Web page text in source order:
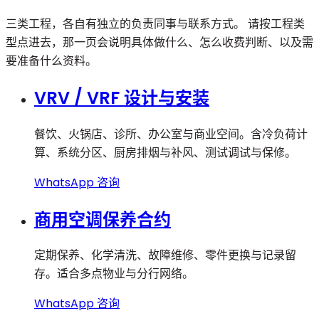
三类工程，各自有独立的负责同事与联系方式。 请按工程类
型点进去，那一页会说明具体做什么、怎么收费判断、以及需
要准备什么资料。
VRV / VRF 设计与安装
餐饮、火锅店、诊所、办公室与商业空间。含冷负荷计
算、系统分区、厨房排烟与补风、测试调试与保修。
WhatsApp 咨询
商用空调保养合约
定期保养、化学清洗、故障维修、零件更换与记录留
存。适合多点物业与分行网络。
WhatsApp 咨询